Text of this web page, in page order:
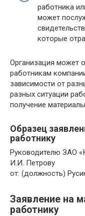
работника
может
которые
Организация может
работникам
зависимости от
разных ситуации
получение
Образец
работнику
Руководителю ЗАО
И.И. Петрову
от: (должность)
Заявление на
работнику